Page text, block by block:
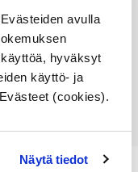
avulla
hyväksyt
käyttö- ja
(cookies).
Näytä tiedot
72,75
Lisää ostoskoriin